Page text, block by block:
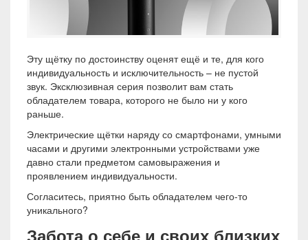
Эту щётку по достоинству оценят ещё и те, для кого
индивидуальность и исключительность – не пустой
звук. Эксклюзивная серия позволит вам стать
обладателем товара, которого не было ни у кого
раньше.
Электрические щётки наряду со смартфонами, умными
часами и другими электронными устройствами уже
давно стали предметом самовыражения и
проявлением индивидуальности.
Согласитесь, приятно быть обладателем чего-то
уникального?
Забота о себе и своих близких